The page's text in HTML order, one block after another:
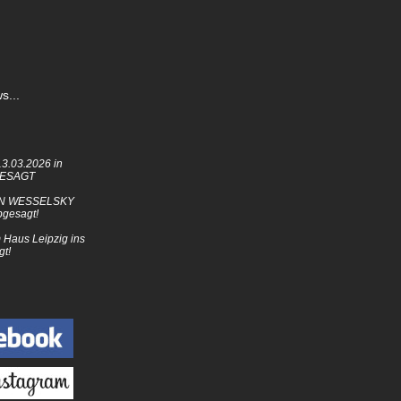
in
WESSELSKY
Haus Leipzig ins